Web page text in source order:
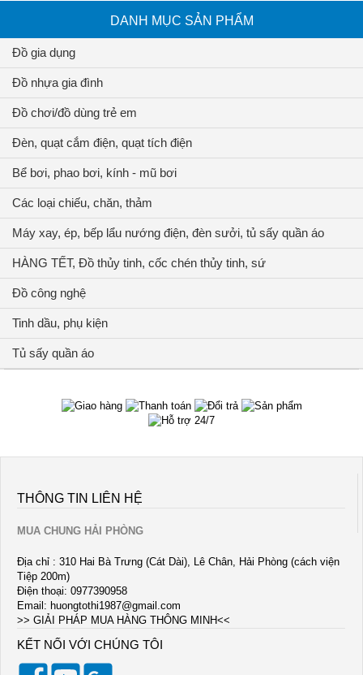
DANH MỤC SẢN PHẨM
Đồ gia dụng
Đồ nhựa gia đình
Đồ chơi/đồ dùng trẻ em
Đèn, quạt cắm điện, quạt tích điện
Bể bơi, phao bơi, kính - mũ bơi
Các loại chiếu, chăn, thảm
Máy xay, ép, bếp lẩu nướng điện, đèn sưởi, tủ sấy quần áo
HÀNG TẾT, Đồ thủy tinh, cốc chén thủy tinh, sứ
Đồ công nghệ
Tinh dầu, phụ kiện
Tủ sấy quần áo
THÔNG TIN LIÊN HỆ
MUA CHUNG HẢI PHÒNG
Địa chỉ : 310 Hai Bà Trưng (Cát Dài), Lê Chân, Hải Phòng (cách viện
Tiệp 200m)
Điện thoại: 0977390958
Email: huongtothi1987@gmail.com
>> GIẢI PHÁP MUA HÀNG THÔNG MINH<<
KẾT NỐI VỚI CHÚNG TÔI